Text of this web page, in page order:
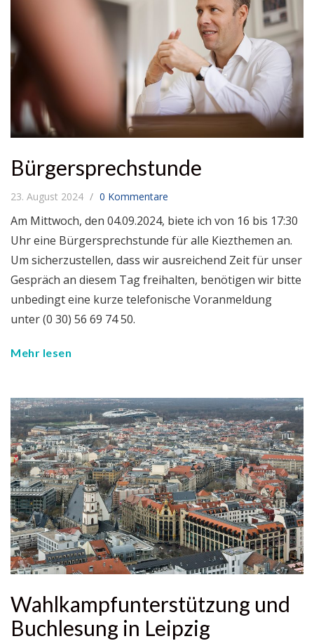
Bürgersprechstunde
23. August 2024 0 Kommentare
Am Mittwoch, den 04.09.2024, biete ich von 16 bis 17:30
Uhr eine Bürgersprechstunde für alle Kiezthemen an.
Um sicherzustellen, dass wir ausreichend Zeit für unser
Gespräch an diesem Tag freihalten, benötigen wir bitte
unbedingt eine kurze telefonische Voranmeldung
unter (0 30) 56 69 74 50.
Mehr lesen
Wahlkampfunterstützung und
Buchlesung in Leipzig